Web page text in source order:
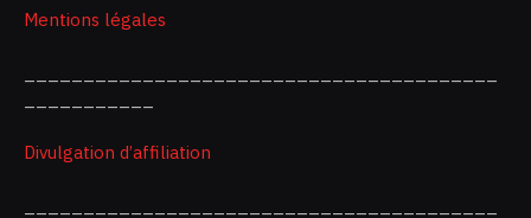
Mentions légales
Divulgation d’affiliation